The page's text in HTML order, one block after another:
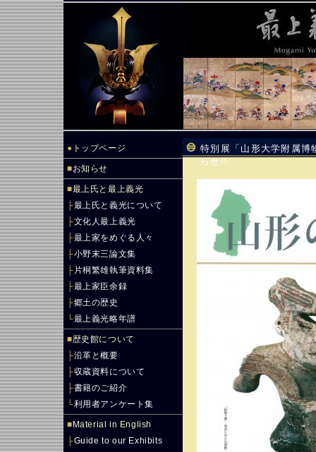
● トップページ
■お知らせ
■最上氏と最上義光
├最上氏と義光について
├文化人最上義光
├最上家をめぐる人々
├小野末三論文集
├ 片桐繁雄執筆資料集
├最上家臣余録
├郷土の歴史
└最上義光略年譜
■歴史館について
├沿革と概要
├収蔵資料について
├書籍のご紹介
└利用者アンケート集
■ Material in English
├Guide to our Exhibits
特別展「山形大学附属博
らせ!!